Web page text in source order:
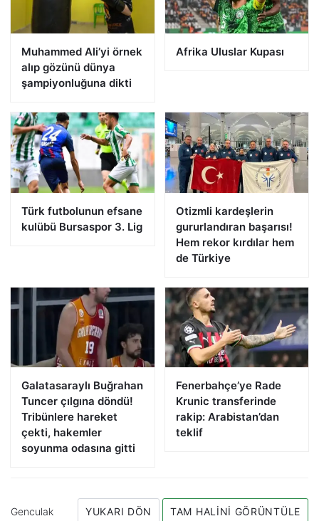
Muhammed Ali’yi örnek
alıp gözünü dünya
şampiyonluğuna dikti
Afrika Uluslar Kupası
Türk futbolunun efsane
kulübü Bursaspor 3. Lig
Otizmli kardeşlerin
gururlandıran başarısı!
Hem rekor kırdılar hem
de Türkiye
Galatasaraylı Buğrahan
Tuncer çılgına döndü!
Tribünlere hareket
çekti, hakemler
soyunma odasına gitti
Fenerbahçe’ye Rade
Krunic transferinde
rakip: Arabistan’dan
teklif
Genculak YUKARI DÖN TAM HALINI GÖRÜNTÜLE